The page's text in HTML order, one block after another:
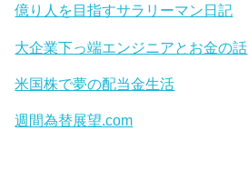
億り人を目指すサラリーマン日記
大企業下っ端エンジニアとお金の話
米国株で夢の配当金生活
週間為替展望.com